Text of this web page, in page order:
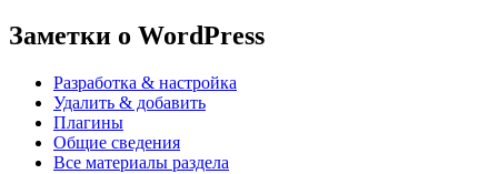
Заметки о WordPress
Разработка & настройка
Удалить & добавить
Плагины
Общие сведения
Все материалы раздела